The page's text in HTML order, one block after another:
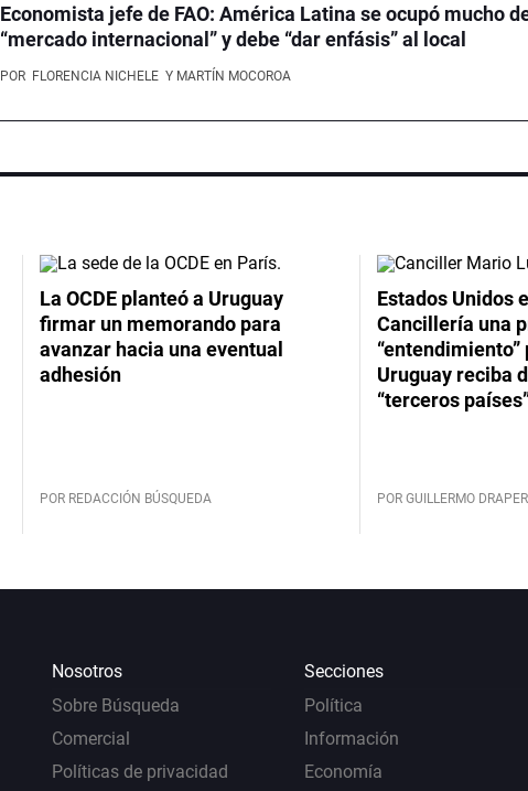
Economista jefe de FAO: América Latina se ocupó mucho
“mercado internacional” y debe “dar enfásis” al local
POR FLORENCIA NICHELE Y MARTÍN MOCOROA
La OCDE planteó a Uruguay
firmar un memorando para
avanzar hacia una eventual
adhesión
POR REDACCIÓN BÚSQUEDA
Estados Unidos
Cancillería una
“entendimiento”
Uruguay reciba
“terceros
POR GUILLERMO DRAPER
Nosotros
Sobre Búsqueda
Comercial
Políticas de privacidad
Secciones
Política
Información
Economía